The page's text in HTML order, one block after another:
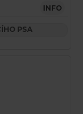
INFO
PSA